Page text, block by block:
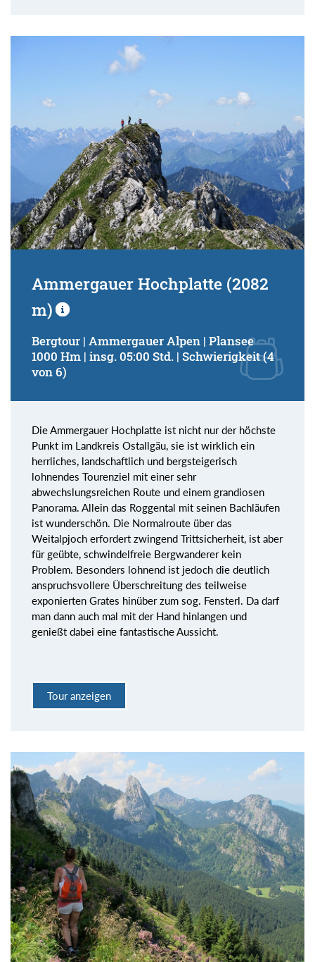
Ammergauer Hochplatte (2082
m)
Bergtour | Ammergauer Alpen | Plansee
1000 Hm | insg. 05:00 Std. | Schwierigkeit (4
von 6)
Die Ammergauer Hochplatte ist nicht nur der höchste
Punkt im Landkreis Ostallgäu, sie ist wirklich ein
herrliches, landschaftlich und bergsteigerisch
lohnendes Tourenziel mit einer sehr
abwechslungsreichen Route und einem grandiosen
Panorama. Allein das Roggental mit seinen Bachläufen
ist wunderschön. Die Normalroute über das
Weitalpjoch erfordert zwingend Trittsicherheit, ist aber
für geübte, schwindelfreie Bergwanderer kein
Problem. Besonders lohnend ist jedoch die deutlich
anspruchsvollere Überschreitung des teilweise
exponierten Grates hinüber zum sog. Fensterl. Da darf
man dann auch mal mit der Hand hinlangen und
genießt dabei eine fantastische Aussicht.
Tour anzeigen